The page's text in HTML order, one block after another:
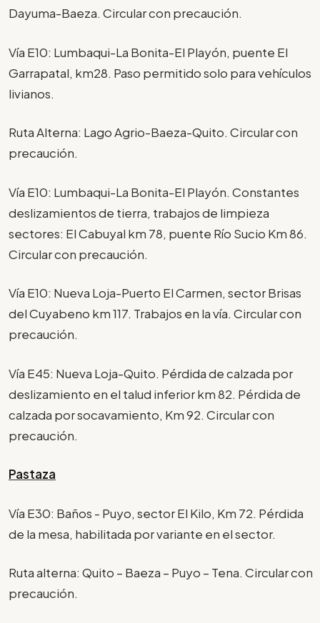
Dayuma-Baeza. Circular con precaución.
Vía E10: Lumbaqui-La Bonita-El Playón, puente El
Garrapatal, km28. Paso permitido solo para vehículos
livianos.
Ruta Alterna: Lago Agrio-Baeza-Quito. Circular con
precaución.
Vía E10: Lumbaqui-La Bonita-El Playón. Constantes
deslizamientos de tierra, trabajos de limpieza
sectores: El Cabuyal km 78, puente Río Sucio Km 86.
Circular con precaución.
Vía E10: Nueva Loja-Puerto El Carmen, sector Brisas
del Cuyabeno km 117. Trabajos en la vía. Circular con
precaución.
Vía E45: Nueva Loja-Quito. Pérdida de calzada por
deslizamiento en el talud inferior km 82. Pérdida de
calzada por socavamiento, Km 92. Circular con
precaución.
Pastaza
Vía E30: Baños - Puyo, sector El Kilo, Km 72. Pérdida
de la mesa, habilitada por variante en el sector.
Ruta alterna: Quito – Baeza – Puyo – Tena. Circular con
precaución.